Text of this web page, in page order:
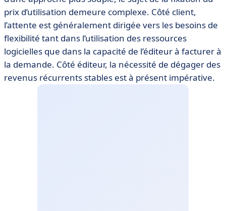
prix d’utilisation demeure complexe. Côté client,
l’attente est généralement dirigée vers les besoins de
flexibilité tant dans l’utilisation des ressources
logicielles que dans la capacité de l’éditeur à facturer à
la demande. Côté éditeur, la nécessité de dégager des
revenus récurrents stables est à présent impérative.